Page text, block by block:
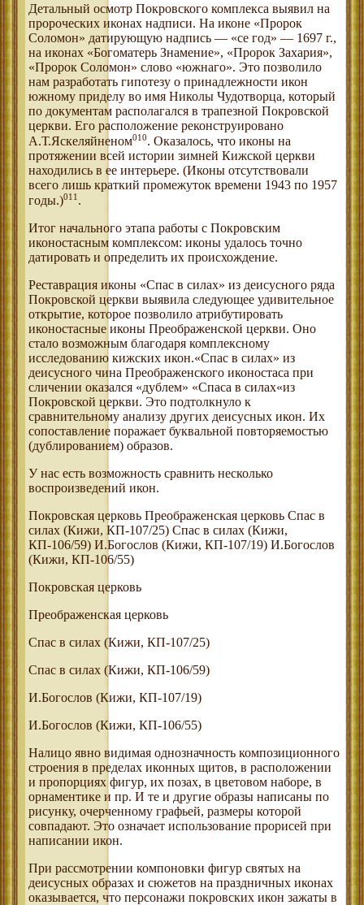
Детальный осмотр Покровского комплекса выявил на
пророческих иконах надписи. На иконе «Пророк
Соломон» датирующую надпись — «се год» — 1697 г.,
на иконах «Богоматерь Знамение», «Пророк Захария»,
«Пророк Соломон» слово «южнаго». Это позволило
нам разработать гипотезу о принадлежности икон
южному приделу во имя Николы Чудотворца, который
по документам располагался в трапезной Покровской
церкви. Его расположение реконструировано
А.Т.Яскеляйненом010. Оказалось, что иконы на
протяжении всей истории зимней Кижской церкви
находились в ее интерьере. (Иконы отсутствовали
всего лишь краткий промежуток времени 1943 по 1957
годы.)011 .
Итог начального этапа работы с Покровским
иконостасным комплексом: иконы удалось точно
датировать и определить их происхождение.
Реставрация иконы «Спас в силах» из деисусного ряда
Покровской церкви выявила следующее удивительное
открытие, которое позволило атрибутировать
иконостасные иконы Преображенской церкви. Оно
стало возможным благодаря комплексному
исследованию кижских икон.«Спас в силах» из
деисусного чина Преображенского иконостаса при
сличении оказался «дублем» «Спаса в силах«из
Покровской церкви. Это подтолкнуло к
сравнительному анализу других деисусных икон. Их
сопоставление поражает буквальной повторяемостью
(дублированием) образов.
У нас есть возможность сравнить несколько
воспроизведений икон.
Покровская церковь Преображенская церковь Спас в
силах (Кижи, КП-107/25) Спас в силах (Кижи,
КП-106/59) И.Богослов (Кижи, КП-107/19) И.Богослов
(Кижи, КП-106/55)
Покровская церковь
Преображенская церковь
Спас в силах (Кижи, КП-107/25)
Спас в силах (Кижи, КП-106/59)
И.Богослов (Кижи, КП-107/19)
И.Богослов (Кижи, КП-106/55)
Налицо явно видимая однозначность композиционного
строения в пределах иконных щитов, в расположении
и пропорциях фигур, их позах, в цветовом наборе, в
орнаментике и пр. И те и другие образы написаны по
рисунку, очерченному графьей, размеры которой
совпадают. Это означает использование прорисей при
написании икон.
При рассмотрении компоновки фигур святых на
деисусных образах и сюжетов на праздничных иконах
оказывается, что персонажи покровских икон зажаты в